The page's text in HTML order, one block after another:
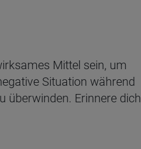
Mittel sein, um
Situation während
überwinden. Erinnere dich